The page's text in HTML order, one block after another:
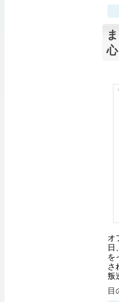
オ
日
を
さ
叛
目